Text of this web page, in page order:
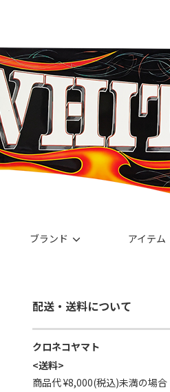
ブランド アイテム
配送・送料について
クロネコヤマト
<送料>
商品代 ¥8,000(税込)未満の場合